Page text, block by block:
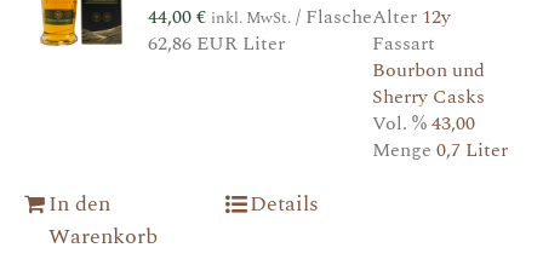
44,00€ inkl. MwSt./ Flasche
62,86 EUR Liter
Alter 12y
Fassart
Bourbon und
Sherry Casks
Vol. %43,00
Menge 0,7 Liter
In den
Warenkorb
Details